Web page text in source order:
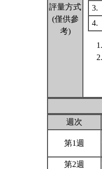
評量方式
(僅供參
考)
3.
4.
週次
第1週
第2週